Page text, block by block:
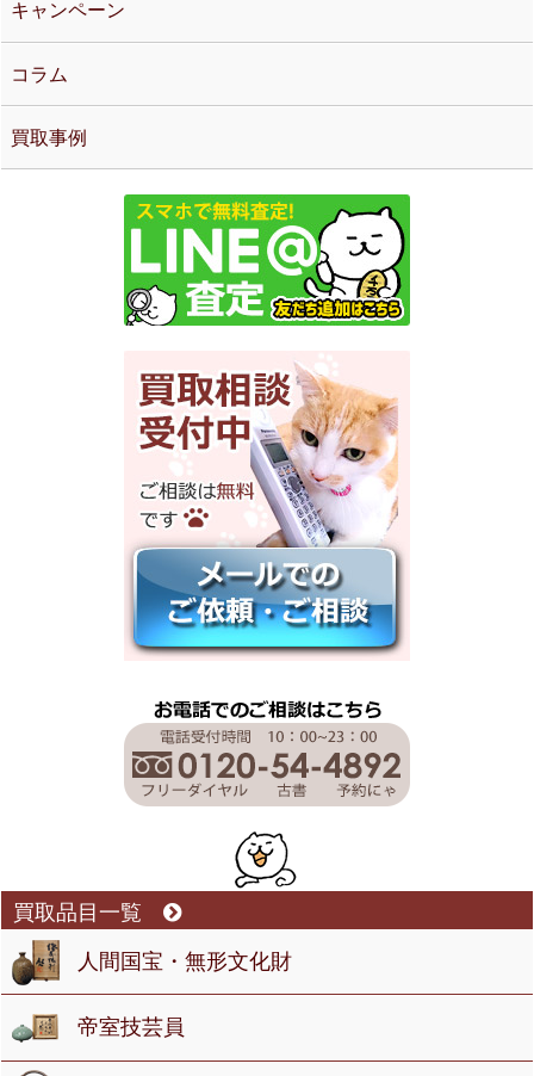
キャンペーン
コラム
買取事例
買取品目一覧
人間国宝・無形文化財
帝室技芸員